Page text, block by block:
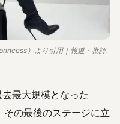
）より引用｜報道・批評
最大規模となった
その最後のステージに立